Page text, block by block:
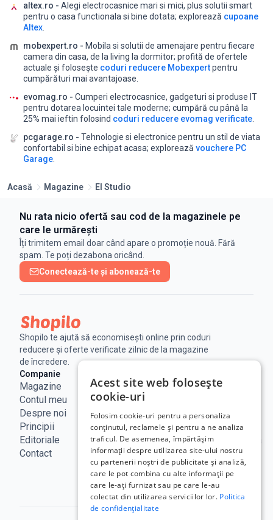
altex.ro - Alegi electrocasnice mari si mici, plus solutii smart
pentru o casa functionala si bine dotata; explorează cupoane
Altex
mobexpert.ro - Mobila si solutii de amenajare pentru fiecare
camera din casa, de la living la dormitor; profită de ofertele
actuale și folosește coduri reducere Mobexpertpentru
cumpărături mai avantajoase.
evomag.ro - Cumperi electrocasnice, gadgeturi si produse IT
pentru dotarea locuintei tale moderne; cumpără cu până la
25% mai ieftin folosind coduri reducere evomag verificate
pcgarage.ro - Tehnologie si electronice pentru un stil de viata
confortabil si bine echipat acasa; explorează vouchere PC
Garage
Acasă Magazine El Studio
Nu rata nicio ofertă sau cod de la magazinele pe
care le urmărești
Îți trimitem email doar când apare o promoție nouă. Fără
spam. Te poți dezabona oricând.
Conectează-te și abonează-te
Shopilo te ajută să economisești online prin coduri
reducere și oferte verificate zilnic de la magazine
de încredere.
Companie
Magazine
Contul meu
Despre noi
Principii
Editoriale
Contact
Notificare
Legala
Politica de
confidențialitate
Termeni de
utilizare
Politica
Cookie
Blog
ANPC
SAL - UE
ECC Romania
ANCOM
Acest site web folosește
cookie-uri
Folosim cookie-uri pentru a personaliza
conținutul, reclamele și pentru a ne analiza
traficul. De asemenea, împărtășim
informații despre utilizarea site-ului nostru
cu partenerii noștri de publicitate și analiză,
care le pot combina cu alte informații pe
care le-ați furnizat sau pe care le-au
colectat din utilizarea serviciilor lor. Politica
de confidențialitate